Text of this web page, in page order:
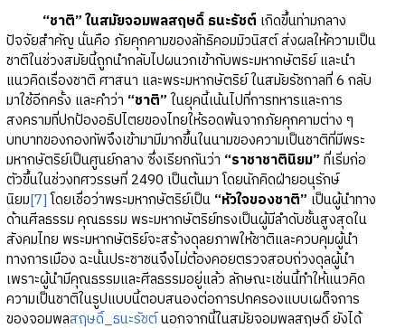
“ชาติ” ในสมัยจอมพลสฤษดิ์ ธนะรัชต์ เกิดขึ้นท่ามกลาง
ปัจจัยสำคัญ นั่นคือ ภัยคุกคามของลัทธิคอมมิวนิสต์ ส่งผลให้ความเป็น
ชาติในช่วงสมัยนี้ถูกนำกลับไปผนวกเข้ากับพระมหากษัตริย์ และนำ
แนวคิดเรื่องชาติ ศาสนา และพระมหากษัตริย์ ในสมัยรัชกาลที่ 6 กลับ
มาใช้อีกครั้ง และคำว่า “ชาติ” ในยุคนี้เน้นไปที่การทหารและการ
สงครามที่ปกป้องอธิปไตยของไทยให้รอดพ้นจากภัยคุกคามต่าง ๆ
บทบาทของกองทัพจึงเข้ามามีมากขึ้นในนามของความเป็นชาติที่มีพระ
มหากษัตริย์เป็นศูนย์กลาง ซึ่งเรียกกันว่า “ราชาชาตินิยม” ที่เริ่มก่อ
ตัวขึ้นในช่วงทศวรรษที่ 2490 เป็นต้นมา โดยนักคิดฝ่ายอนุรักษ์
นิยม[7]โดยเชื่อว่าพระมหากษัตริย์เป็น “หัวใจของชาติ” เป็นผู้นำทาง
ด้านศีลธรรม คุณธรรม พระมหากษัตริย์ทรงเป็นผู้มีลำดับชั้นสูงสุดใน
สังคมไทย พระมหากษัตริย์จะสร้างดุลยภาพให้ชาติและควบคุมผู้นำ
ทางการเมือง ฉะนั้นประชาชนจึงไม่ต้องคอยตรวจสอบถ่วงดุลผู้นำ
เพราะผู้นำมีคุณธรรมและศีลธรรมอยู่แล้ว ลักษณะเช่นนี้ทำให้แนวคิด
ความเป็นชาติในรูปแบบนี้ตอบสนองต่อการปกครองแบบเผด็จการ
ของจอมพลสฤษดิ์_ธนะรัชต์นอกจากนี้ในสมัยจอมพลสฤษดิ์ ยังได้